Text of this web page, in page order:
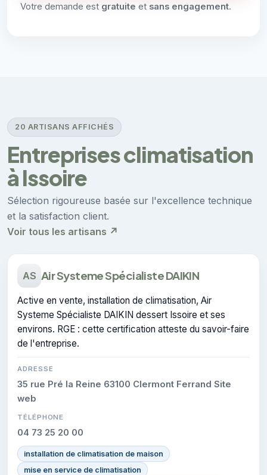
Votre demande est gratuite et sans engagement.
20 ARTISANS AFFICHÉS
Entreprises climatisation
à Issoire
Sélection rigoureuse basée sur l'excellence technique
et la satisfaction client.
Voir tous les artisans ↗
AS Air Systeme Spécialiste DAIKIN
Active en vente, installation de climatisation, Air
Systeme Spécialiste DAIKIN dessert Issoire et ses
environs. RGE : cette certification atteste du savoir-faire
de l'entreprise.
ADRESSE
35 rue Pré la Reine 63100 Clermont Ferrand Site
web
TÉLÉPHONE
04 73 25 20 00
installation de climatisation de maison
mise en service de climatisation